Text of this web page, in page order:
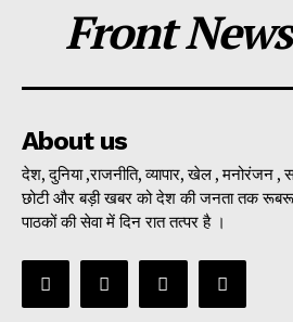
Front
About us
देश, दुनिया ,राजनीति, व्यापार, खेल , मनोरंजन ,
छोटी और बड़ी खबर को देश की जनता तक
पाठकों की सेवा में दिन रात तत्पर है ।